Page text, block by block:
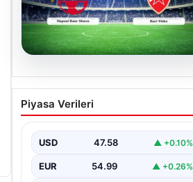
04.08.2026
CANLI | Hapoel Beer
Sheva – Kızıl Yıldız Canlı
Piyasa Verileri
USD 47.58 ▲ +0.10%
EUR 54.99 ▲ +0.26%